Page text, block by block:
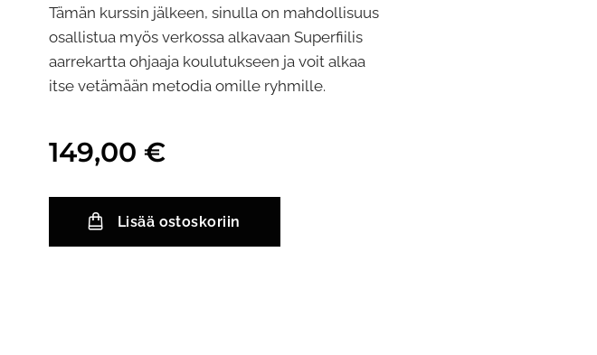
Tämän kurssin jälkeen, sinulla on mahdollisuus
osallistua myös verkossa alkavaan Superfiilis
aarrekartta ohjaaja koulutukseen ja voit alkaa
itse vetämään metodia omille ryhmille.
149,00 €
Lisää ostoskoriin